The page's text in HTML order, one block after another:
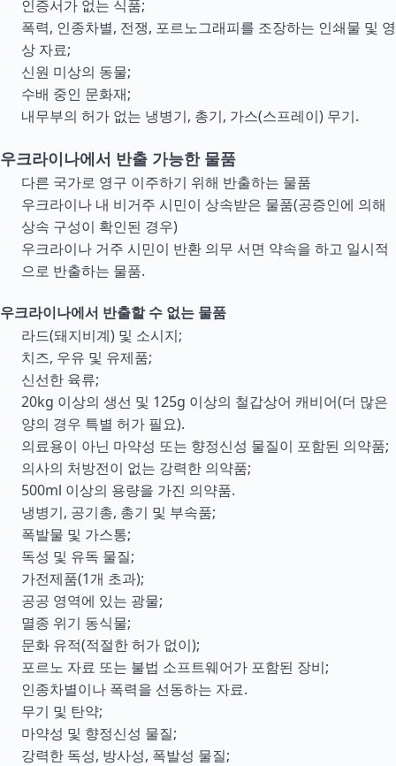
인증서가 없는 식품;
폭력, 인종차별, 전쟁, 포르노그래피를 조장하는 인쇄물 및 영
상 자료;
신원 미상의 동물;
수배 중인 문화재;
내무부의 허가 없는 냉병기, 총기, 가스(스프레이) 무기.
우크라이나에서 반출 가능한 물품
다른 국가로 영구 이주하기 위해 반출하는 물품
우크라이나 내 비거주 시민이 상속받은 물품(공증인에 의해
상속 구성이 확인된 경우)
우크라이나 거주 시민이 반환 의무 서면 약속을 하고 일시적
으로 반출하는 물품.
우크라이나에서 반출할 수 없는 물품
라드(돼지비계) 및 소시지;
치즈, 우유 및 유제품;
신선한 육류;
20kg 이상의 생선 및 125g 이상의 철갑상어 캐비어(더 많은
양의 경우 특별 허가 필요).
의료용이 아닌 마약성 또는 향정신성 물질이 포함된 의약품;
의사의 처방전이 없는 강력한 의약품;
500ml 이상의 용량을 가진 의약품.
냉병기, 공기총, 총기 및 부속품;
폭발물 및 가스통;
독성 및 유독 물질;
가전제품(1개 초과);
공공 영역에 있는 광물;
멸종 위기 동식물;
문화 유적(적절한 허가 없이);
포르노 자료 또는 불법 소프트웨어가 포함된 장비;
인종차별이나 폭력을 선동하는 자료.
무기 및 탄약;
마약성 및 향정신성 물질;
강력한 독성, 방사성, 폭발성 물질;